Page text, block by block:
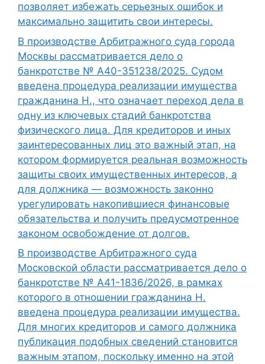
позволяет избежать серьезных ошибок и
максимально защитить свои интересы.
В производстве Арбитражного суда города
Москвы рассматривается дело о
банкротстве № А40-351238/2025. Судом
введена процедура реализации имущества
гражданина Н., что означает переход дела в
одну из ключевых стадий банкротства
физического лица. Для кредиторов и иных
заинтересованных лиц это важный этап, на
котором формируется реальная возможность
защиты своих имущественных интересов, а
для должника — возможность законно
урегулировать накопившиеся финансовые
обязательства и получить предусмотренное
законом освобождение от долгов.
В производстве Арбитражного суда
Московской области рассматривается дело о
банкротстве № А41-1836/2026, в рамках
которого в отношении гражданина Н.
введена процедура реализации имущества.
Для многих кредиторов и самого должника
публикация подобных сведений становится
важным этапом, поскольку именно на этой